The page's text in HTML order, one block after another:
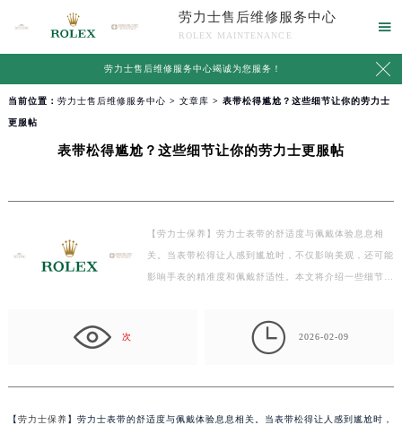
劳力士售后维修服务中心
ROLEX MAINTENANCE

劳力士售后维修服务中心竭诚为您服务！ 
当前位置： 劳力士售后维修服务中心 > 文章库 > 表带松得尴尬？这些细节让你的劳力士
更服帖
表带松得尴尬？这些细节让你的劳力士更服帖
【劳力士保养】劳力士表带的舒适度与佩戴体验息息相
关。当表带松得让人感到尴尬时，不仅影响美观，还可能
影响手表的精准度和佩戴舒适性。本文将介绍一些细节…
次  2026-02-09
【劳力士保养】劳力士表带的舒适度与佩戴体验息息相关。当表带松得让人感到尴尬时，